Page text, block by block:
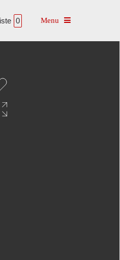
0 Toggle navigation